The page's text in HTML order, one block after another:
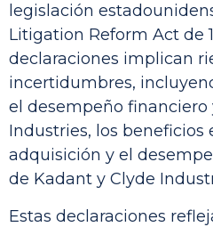
legislación
Litigation Reform Act de
declaraciones implican
incertidumbres,
el desempeño financiero
Industries, los beneficios
adquisición y el
de Kadant y Clyde
Estas declaraciones